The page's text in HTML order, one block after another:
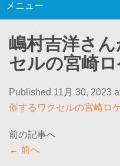
メニュー
嶋村吉洋さ
セルの宮崎
Published 11月 30, 2023
催するワクセルの宮崎ロ
← 前へ